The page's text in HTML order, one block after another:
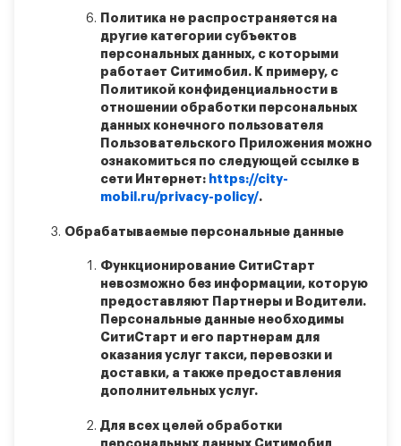
Политика не распространяется на
другие категории субъектов
персональных данных, с которыми
работает Ситимобил. К примеру, с
Политикой конфиденциальности в
отношении обработки персональных
данных конечного пользователя
Пользовательского Приложения можно
ознакомиться по следующей ссылке в
сети Интернет: https://city-
mobil.ru/privacy-policy/.
Обрабатываемые персональные данные
Функционирование СитиСтарт
невозможно без информации, которую
предоставляют Партнеры и Водители.
Персональные данные необходимы
СитиСтарт и его партнерам для
оказания услуг такси, перевозки и
доставки, а также предоставления
дополнительных услуг.
Для всех целей обработки
персональных данных Ситимобил